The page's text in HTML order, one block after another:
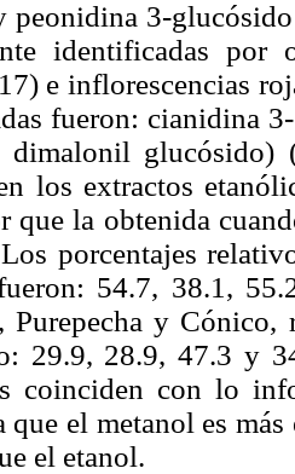
peonidina 3-
identificadas por
e inflorescencias
fueron: cianidina
glucósido)
los extractos
que la obtenida
porcentajes
54.7, 38.1,
y Cónico,
29.9, 28.9, 47.3 y
coinciden con lo
que el metanol es
el etanol.